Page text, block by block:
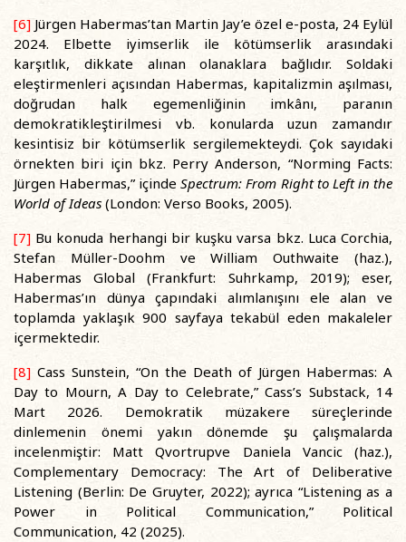
[6] Jürgen Habermas’tan Martin Jay’e özel e-posta, 24 Eylül
2024. Elbette iyimserlik ile kötümserlik arasındaki
karşıtlık, dikkate alınan olanaklara bağlıdır. Soldaki
eleştirmenleri açısından Habermas, kapitalizmin aşılması,
doğrudan halk egemenliğinin imkânı, paranın
demokratikleştirilmesi vb. konularda uzun zamandır
kesintisiz bir kötümserlik sergilemekteydi. Çok sayıdaki
örnekten biri için bkz. Perry Anderson, “Norming Facts:
Jürgen Habermas,” içindeSpectrum: From Right to Left in the
World of Ideas (London: Verso Books, 2005).
[7] Bu konuda herhangi bir kuşku varsa bkz. Luca Corchia,
Stefan Müller-Doohm ve William Outhwaite (haz.),
Habermas Global (Frankfurt: Suhrkamp, 2019); eser,
Habermas’ın dünya çapındaki alımlanışını ele alan ve
toplamda yaklaşık 900 sayfaya tekabül eden makaleler
içermektedir.
[8] Cass Sunstein, “On the Death of Jürgen Habermas: A
Day to Mourn, A Day to Celebrate,” Cass’s Substack, 14
Mart 2026. Demokratik müzakere süreçlerinde
dinlemenin önemi yakın dönemde şu çalışmalarda
incelenmiştir: Matt Qvortrupve Daniela Vancic (haz.),
Complementary Democracy: The Art of Deliberative
Listening (Berlin: De Gruyter, 2022); ayrıca “Listening as a
Power in Political Communication,” Political
Communication, 42 (2025).